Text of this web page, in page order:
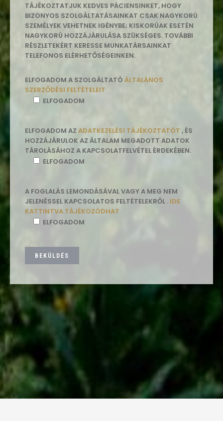
TÁJÉKOZTATJUK KEDVES PÁCIENSINKET, HOGY
BIZONYOS SZOLGÁLTATÁSAINKAT CSAK NAGYKORÚ
SZEMÉLYEK VEHETNEK IGÉNYBE; KISKORÚAK ESETÉN
NAGYKORÚ HOZZÁJÁRULÁSA SZÜKSÉGES. TOVÁBBI
RÉSZLETEKÉRT KERESSE MUNKATÁRSAINKAT
TELEFONOS ELÉRHETŐSÉGEINKEN.
ELFOGADOM A SZOLGÁLTATÓ ÁLTALÁNOS
SZERZŐDÉSI FELTÉTELEIT
ELFOGADOM
ELFOGADOM AZ ADATKEZELÉSI TÁJÉKOZTATÓT , ÉS
HOZZÁJÁRULOK AZ ÁLTALAM MEGADOTT ADATOK
TÁROLÁSÁHOZ A KAPCSOLATFELVÉTEL ÉRDEKÉBEN.
ELFOGADOM
A FOGLALÁS LEMONDÁSÁVAL VAGY A MEG NEM
JELENÉSSEL KAPCSOLATOS FELTÉTELEKRŐL . IDE
KATTINTVA TÁJÉKOZÓDHAT
ELFOGADOM